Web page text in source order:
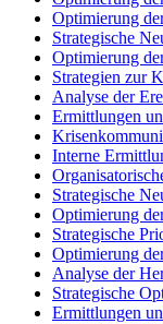
Optimierung
Strategische
Optimierung
Strategien zur
Analyse der
Ermittlungen
Interne
Strategische
Optimierung
Strategische
Optimierung
Analyse der
Strategische
Ermittlungen